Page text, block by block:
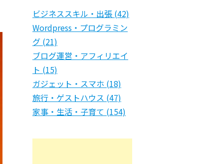
ビジネススキル・出張 (42)
Wordpress・プログラミン
グ (21)
ブログ運営・アフィリエイ
ト (15)
ガジェット・スマホ (18)
旅行・ゲストハウス (47)
家事・生活・子育て (154)